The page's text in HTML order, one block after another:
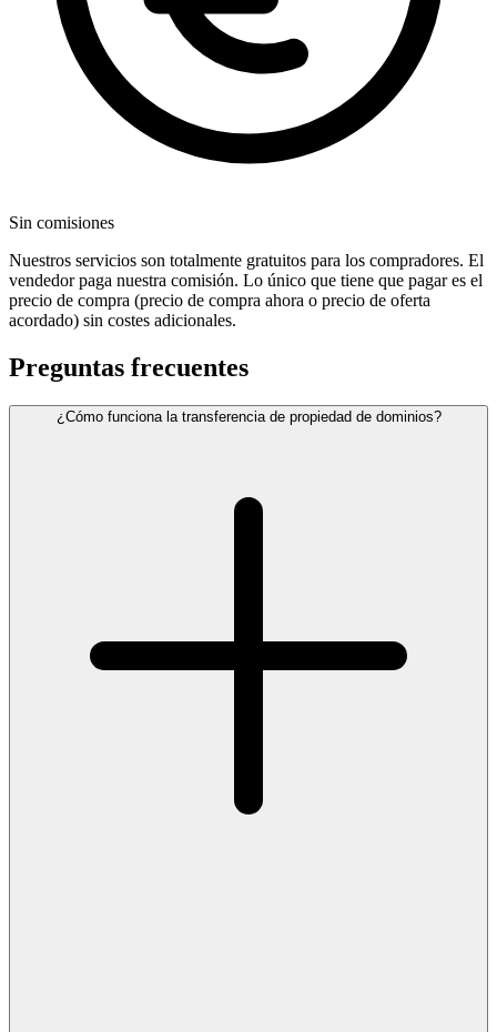
Sin comisiones
Nuestros servicios son totalmente gratuitos para los compradores. El
vendedor paga nuestra comisión. Lo único que tiene que pagar es el
precio de compra (precio de compra ahora o precio de oferta
acordado) sin costes adicionales.
Preguntas frecuentes
¿Cómo funciona la transferencia de propiedad de dominios?